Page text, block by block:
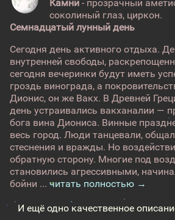
Камни - прозрачный
соколиный глаз, циркон.
Семнадцатый лунный день
Сегодня день активного отдыха.
внутренней свободы,
сегодня вечеринки будут иметь
гроздь винограда, а
Дионис, он же Вакх. В Древней
день устраивались вакханалии —
бога вина Диониса. Винные
весь город. Люди танцевали,
стеснения и вражды. Но
обратную сторону. Многие под
становились агрессивными,
бойни ... читать полностью →
И ещё одно качественное